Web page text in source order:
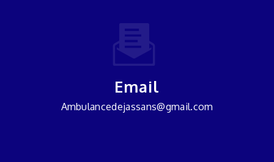
Email
ambulancedejassans@gmail.com